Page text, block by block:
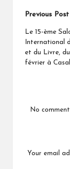
Post
Previous Post
Le 15-ème
International
et du Livre,
février à
No
Your email